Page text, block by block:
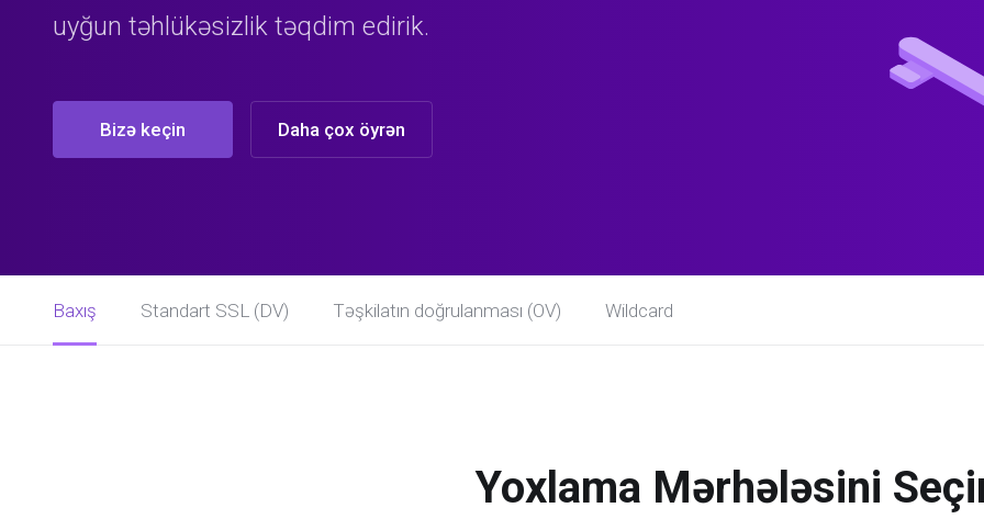
uyğun təhlükəsizlik təqdim edirik.
Bizə keçin Daha çox öyrən
Baxış Standart SSL (DV) Təşkilatın doğrulanması (OV) Wildcard
Yoxlama Mərhələsini